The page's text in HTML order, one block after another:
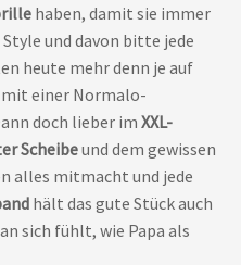
haben, damit sie immer
und davon bitte jede
heute mehr denn je auf
mit einer Normalo-
doch lieber im XXL-
Scheibeund dem gewissen
alles mitmacht und jede
hält das gute Stück auch
sich fühlt, wie Papa als